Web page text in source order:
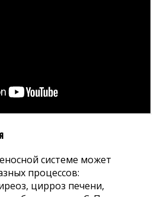
системе может
процессов:
цирроз печени,